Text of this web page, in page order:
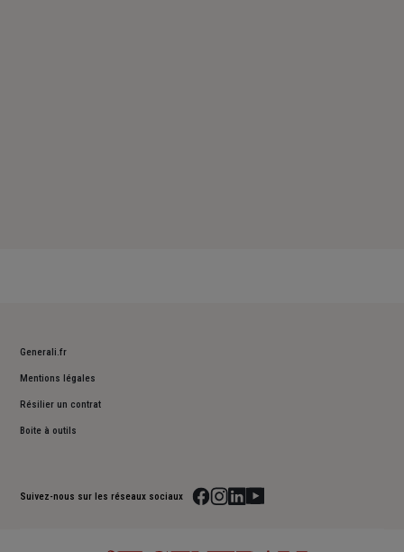
Generali.fr
Mentions légales
Résilier un contrat
Boite à outils
Suivez-nous sur les réseaux sociaux